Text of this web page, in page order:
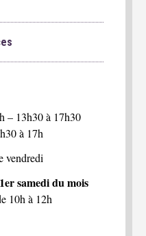
– 13h30 à 17h30
à 17h
vendredi
samedi du mois
10h à 12h